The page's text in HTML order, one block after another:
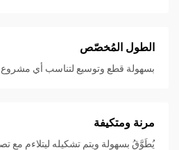
الطول المُخصّص
بسهولة قطع وتوسيع لتناسب أي مشروع
مرنة ومتكيفة
يُطَوَّقُ بسهولة ويتم تشكيله ليتلاءم مع